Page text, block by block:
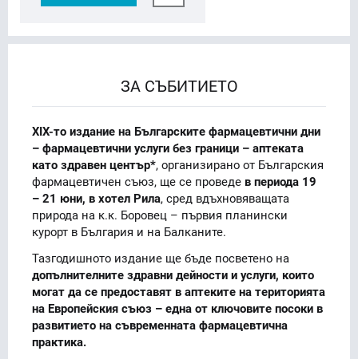
ЗА СЪБИТИЕТО
XIX-то издание на Българските фармацевтични дни
– фармацевтични услуги без граници – аптеката
като здравен център*, организирано от Българския
фармацевтичен съюз, ще се проведе в периода 19
– 21 юни, в хотел Рила, сред вдъхновяващата
природа на к.к. Боровец – първия планински
курорт в България и на Балканите.
Тазгодишното издание ще бъде посветено на
допълнителните здравни дейности и услуги, които
могат да се предоставят в аптеките на територията
на Европейския съюз – една от ключовите посоки в
развитието на съвременната фармацевтична
практика.